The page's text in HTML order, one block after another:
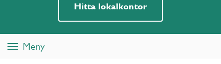
Hitta lokalkontor
ToggleMeny